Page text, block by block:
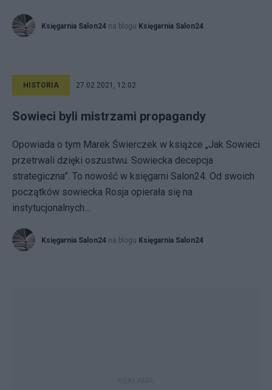
Księgarnia Salon24 na blogu Księgarnia Salon24
HISTORIA 27.02.2021, 12:02
Sowieci byli mistrzami propagandy
Opowiada o tym Marek Świerczek w książce „Jak Sowieci
przetrwali dzięki oszustwu. Sowiecka decepcja
strategiczna”. To nowość w księgarni Salon24. Od swoich
początków sowiecka Rosja opierała się na
instytucjonalnych...
Księgarnia Salon24 na blogu Księgarnia Salon24